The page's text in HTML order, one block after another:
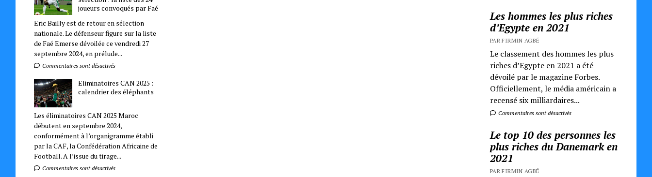
joueurs convoqués par Faé
Eric Bailly est de retour en sélection
nationale. Le défenseur figure sur la liste
de Faé Emerse dévoilée ce vendredi 27
septembre 2024, en prélude...
Commentaires sont désactivés
Eliminatoires CAN 2025 :
calendrier des éléphants
Les éliminatoires CAN 2025 Maroc
débutent en septembre 2024,
conformément à l’organigramme établi
par la CAF, la Confédération Africaine de
Football. A l’issue du tirage...
Commentaires sont désactivés
Les hommes les plus riches
d’Egypte en 2021
PAR FIRMIN AGBÉ
Le classement des hommes les plus
riches d’Egypte en 2021 a été
dévoilé par le magazine Forbes.
Officiellement, le média américain a
recensé six milliardaires...
Commentaires sont désactivés
Le top 10 des personnes les
plus riches du Danemark en
2021
PAR FIRMIN AGBÉ